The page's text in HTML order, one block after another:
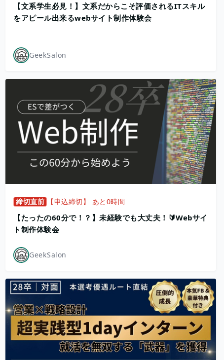
【文系学生必見！】文系だからこそ評価されるITスキル
をアピール出来るwebサイト制作体験会
GeekSalon
締切直前 【申込締切】 あと0時間
【たったの60分で！？】未経験でも大丈夫！🔰Webサイ
ト制作体験会
GeekSalon